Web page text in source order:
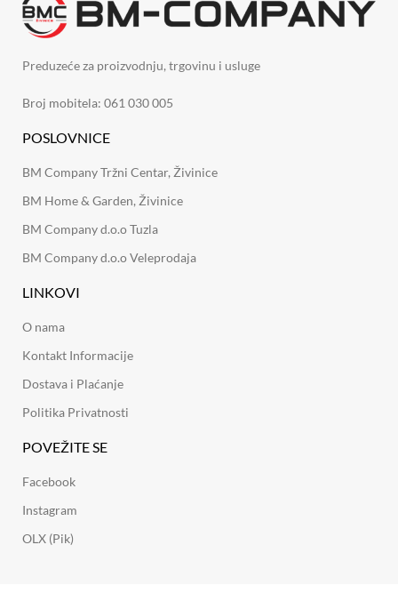
Preduzeće za proizvodnju, trgovinu i usluge
Broj mobitela: 061 030 005
POSLOVNICE
BM Company Tržni Centar, Živinice
BM Home & Garden, Živinice
BM Company d.o.o Tuzla
BM Company d.o.o Veleprodaja
LINKOVI
O nama
Kontakt Informacije
Dostava i Plaćanje
Politika Privatnosti
POVEŽITE SE
Facebook
Instagram
OLX (Pik)